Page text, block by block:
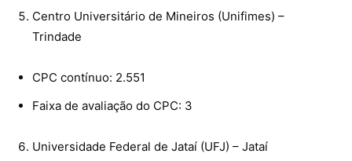
Centro Universitário de Mineiros (Unifimes) –
Trindade
CPC contínuo: 2.551
Faixa de avaliação do CPC: 3
Universidade Federal de Jataí (UFJ) – Jataí